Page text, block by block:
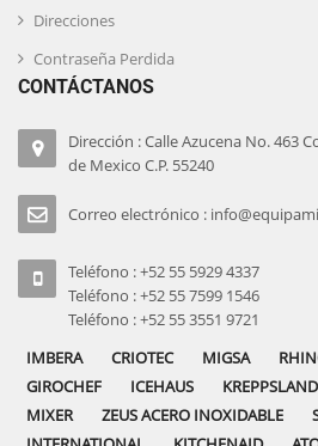
Direcciones
Contraseña Perdida
CONTÁCTANOS
Dirección : Calle Azucena No. 463
de Mexico C.P. 55240
Correo electrónico :
Teléfono : +52 55 5929 4337
Teléfono : +52 55 7599 1546
Teléfono : +52 55 3551 9721
IMBERA
CRIOTEC MIGSA
GIROCHEF
ICEHAUS KREPPSLAND
MIXER
ZEUS ACERO INOXIDABLE